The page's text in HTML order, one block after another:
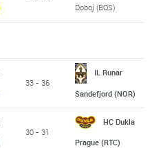
Doboj (BOS)
33 - 36
IL Runar
Sandefjord (NOR)
30 - 31
HC Dukla
Prague (RTC)